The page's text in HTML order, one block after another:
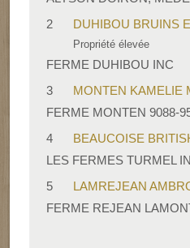
2
DUHIBOU BRUINS
Propriété élevée
FERME DUHIBOU INC
3
MONTEN KAMELIE
FERME MONTEN 9088-
4
BEAUCOISE
LES FERMES TURMEL
5
LAMREJEAN
FERME REJEAN